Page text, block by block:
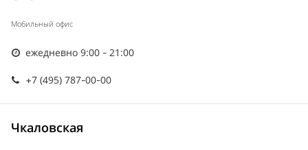
Мобильный офис
ежедневно 9:00 - 21:00
+7 (495) 787-00-00
Чкаловская